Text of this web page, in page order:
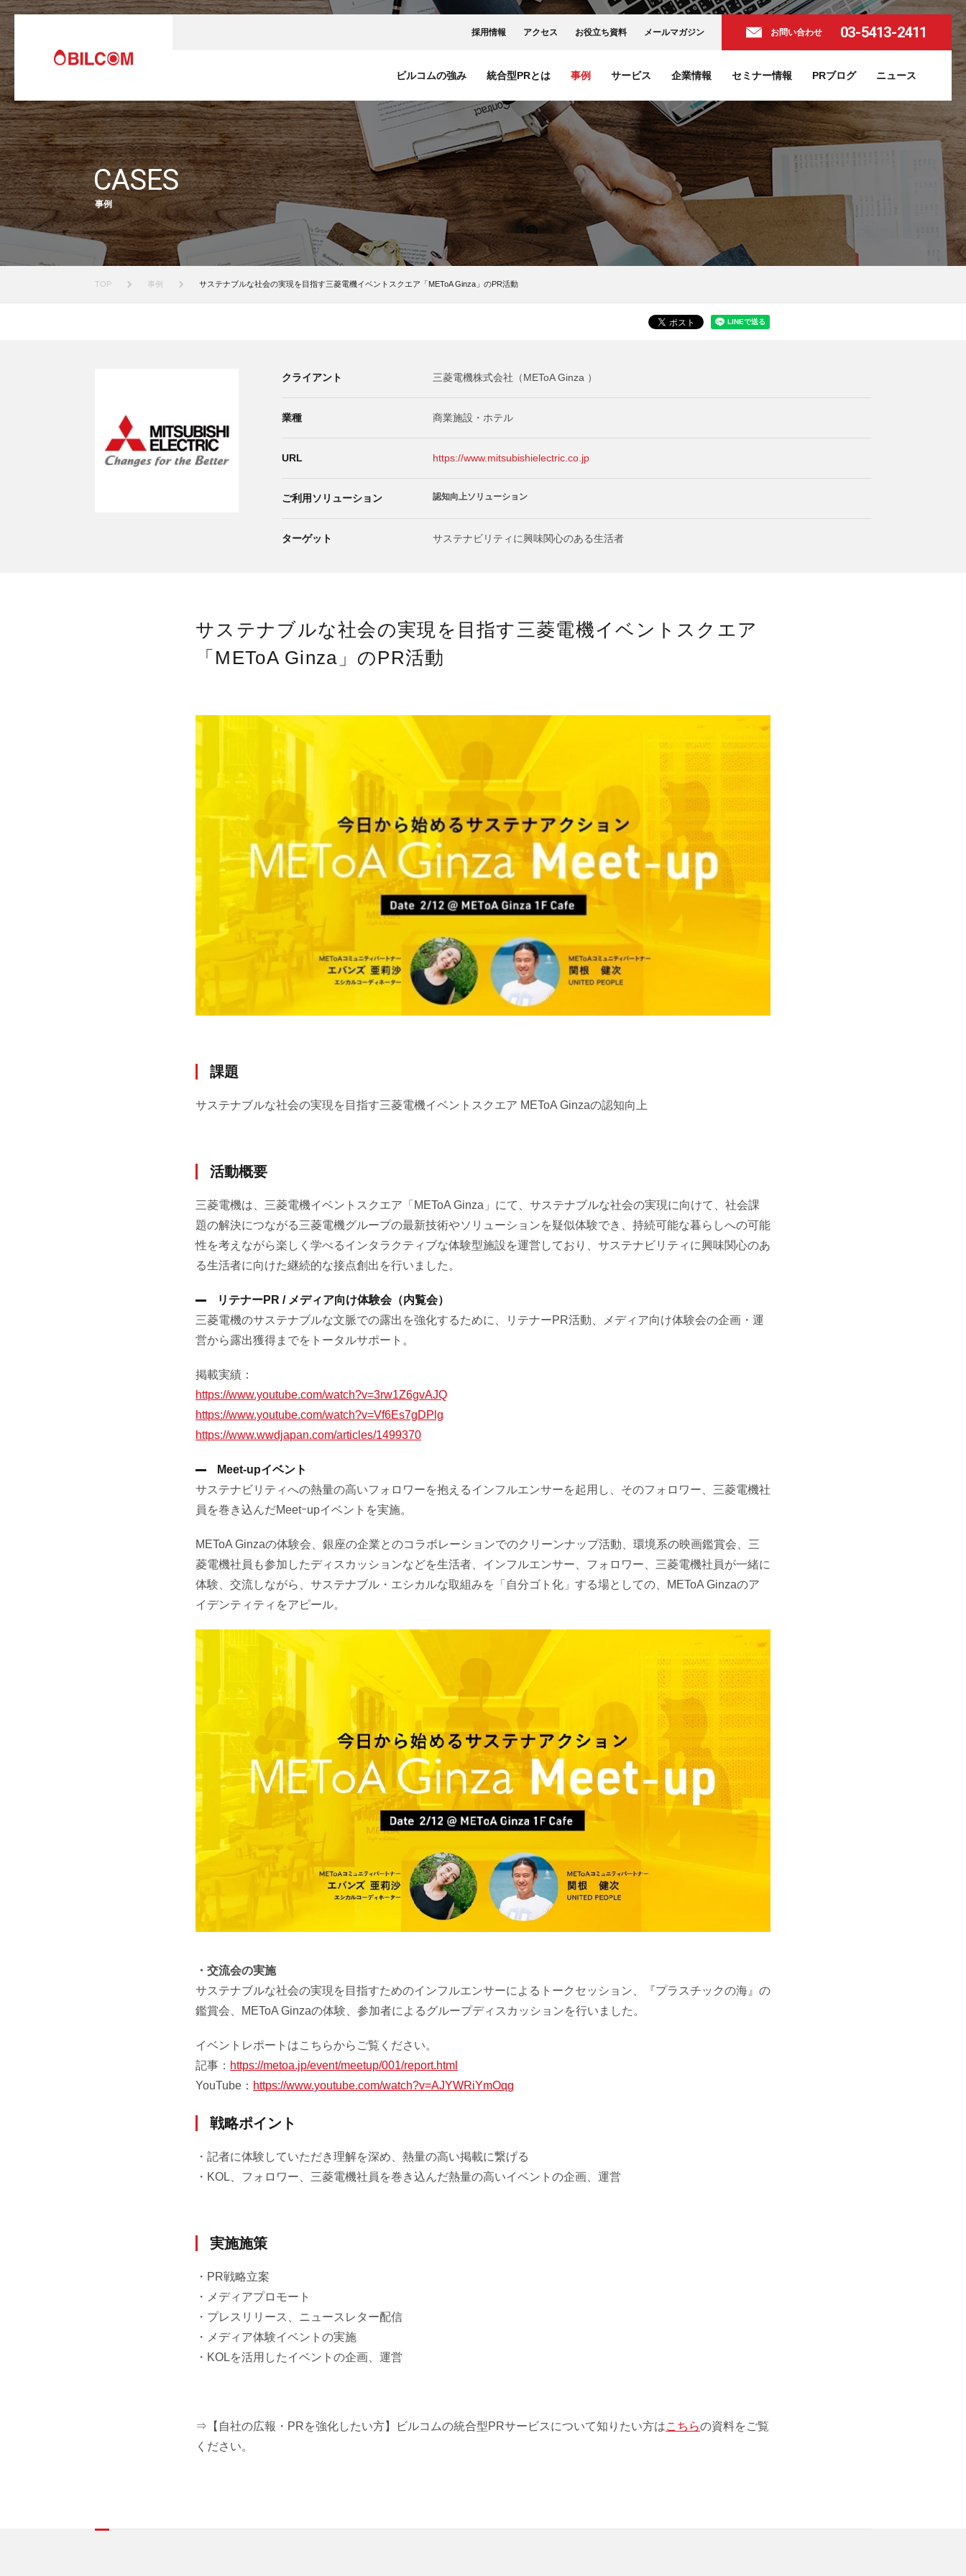
ビルコムの強み 統合型PRとは 事例 サービス 企業情報 セミナー情報 PRブログ ニュース
採用情報 アクセス お役立ち資料 メールマガジン お問い合わせ 03-5413-2411
CASES
事例
TOP 事例 サステナブルな社会の実現を目指す三菱電機イベントスクエア「METoA Ginza」のPR活動
クライアント 三菱電機株式会社（METoA Ginza ）
業種 商業施設・ホテル
URL https://www.mitsubishielectric.co.jp
ご利用ソリューション 認知向上ソリューション
ターゲット サステナビリティに興味関心のある生活者
サステナブルな社会の実現を目指す三菱電機イベントスクエア
「METoA Ginza」のPR活動
課題
サステナブルな社会の実現を目指す三菱電機イベントスクエア METoA Ginzaの認知向上
活動概要
三菱電機は、三菱電機イベントスクエア「METoA Ginza」にて、サステナブルな社会の実現に向けて、社会課
題の解決につながる三菱電機グループの最新技術やソリューションを疑似体験でき、持続可能な暮らしへの可能
性を考えながら楽しく学べるインタラクティブな体験型施設を運営しており、サステナビリティに興味関心のあ
る生活者に向けた継続的な接点創出を行いました。
リテナーPR / メディア向け体験会（内覧会）
三菱電機のサステナブルな文脈での露出を強化するために、リテナーPR活動、メディア向け体験会の企画・運
営から露出獲得までをトータルサポート。
掲載実績：
https://www.youtube.com/watch?v=3rw1Z6gvAJQ
https://www.youtube.com/watch?v=Vf6Es7gDPlg
https://www.wwdjapan.com/articles/1499370
Meet-upイベント
サステナビリティへの熱量の高いフォロワーを抱えるインフルエンサーを起用し、そのフォロワー、三菱電機社
員を巻き込んだMeetｰupイベントを実施。
METoA Ginzaの体験会、銀座の企業とのコラボレーションでのクリーンナップ活動、環境系の映画鑑賞会、三
菱電機社員も参加したディスカッションなどを生活者、インフルエンサー、フォロワー、三菱電機社員が一緒に
体験、交流しながら、サステナブル・エシカルな取組みを「自分ゴト化」する場としての、METoA Ginzaのア
イデンティティをアピール。
・交流会の実施
サステナブルな社会の実現を目指すためのインフルエンサーによるトークセッション、『プラスチックの海』の
鑑賞会、METoA Ginzaの体験、参加者によるグループディスカッションを行いました。
イベントレポートはこちらからご覧ください。
記事： https://metoa.jp/event/meetup/001/report.html
YouTube： https://www.youtube.com/watch?v=AJYWRiYmOqg
戦略ポイント
・記者に体験していただき理解を深め、熱量の高い掲載に繋げる
・KOL、フォロワー、三菱電機社員を巻き込んだ熱量の高いイベントの企画、運営
実施施策
・PR戦略立案
・メディアプロモート
・プレスリリース、ニュースレター配信
・メディア体験イベントの実施
・KOLを活用したイベントの企画、運営
⇒【自社の広報・PRを強化したい方】ビルコムの統合型PRサービスについて知りたい方はこちらの資料をご覧
ください。